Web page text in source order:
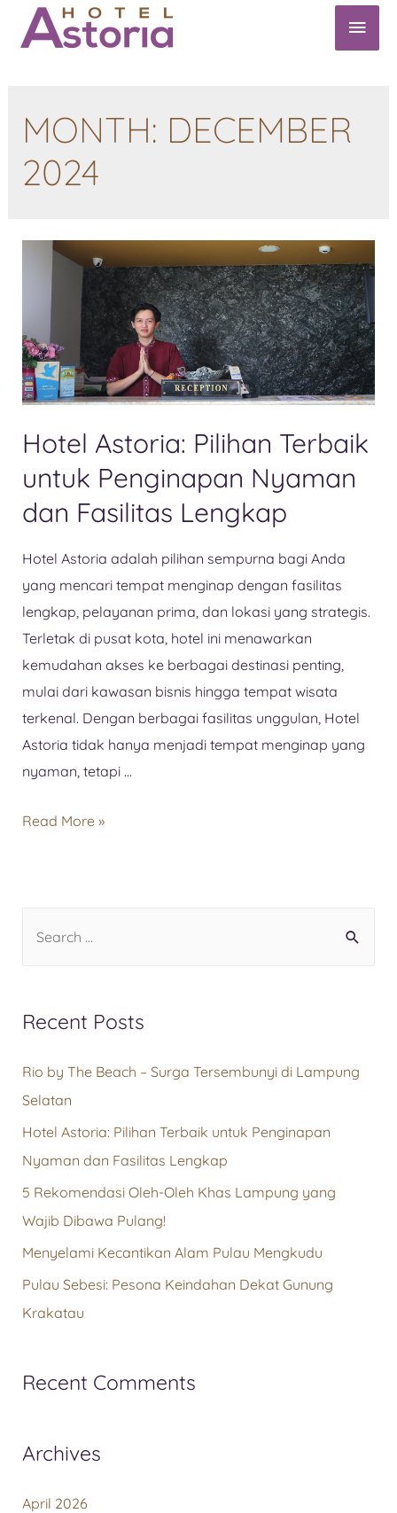
MONTH: DECEMBER
2024
Hotel Astoria: Pilihan Terbaik
untuk Penginapan Nyaman
dan Fasilitas Lengkap
Hotel Astoria adalah pilihan sempurna bagi Anda
yang mencari tempat menginap dengan fasilitas
lengkap, pelayanan prima, dan lokasi yang strategis.
Terletak di pusat kota, hotel ini menawarkan
kemudahan akses ke berbagai destinasi penting,
mulai dari kawasan bisnis hingga tempat wisata
terkenal. Dengan berbagai fasilitas unggulan, Hotel
Astoria tidak hanya menjadi tempat menginap yang
nyaman, tetapi …
Read More »
Recent Posts
Rio by The Beach – Surga Tersembunyi di Lampung
Selatan
Hotel Astoria: Pilihan Terbaik untuk Penginapan
Nyaman dan Fasilitas Lengkap
5 Rekomendasi Oleh-Oleh Khas Lampung yang
Wajib Dibawa Pulang!
Menyelami Kecantikan Alam Pulau Mengkudu
Pulau Sebesi: Pesona Keindahan Dekat Gunung
Krakatau
Recent Comments
Archives
April 2026